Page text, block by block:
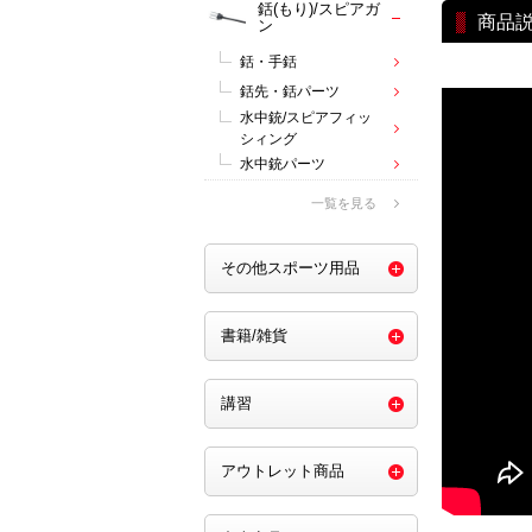
商品
銛(もり)/スピアガ
ン
銛・手銛
銛先・銛パーツ
水中銃/スピアフィッ
シィング
水中銃パーツ
一覧を見る
その他スポーツ用品
書籍/雑貨
講習
アウトレット商品